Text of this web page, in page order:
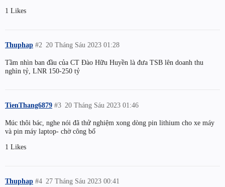
1 Likes
Thuphap 20 Tháng Sáu 2023 01:28
#2
Tầm nhìn ban đầu của CT Đào Hữu Huyền là đưa TSB lên doanh thu
nghìn tỷ, LNR 150-250 tỷ
TienThang6879 20 Tháng Sáu 2023 01:46
#3
Múc thôi bác, nghe nói đã thử nghiệm xong dòng pin lithium cho xe máy
và pin máy laptop- chờ công bố
1 Likes
Thuphap 27 Tháng Sáu 2023 00:41
#4